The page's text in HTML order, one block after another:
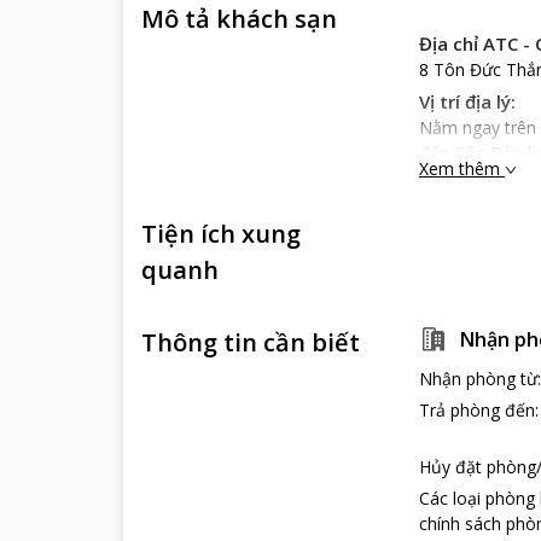
Mô tả khách sạn
Địa chỉ ATC -
8 Tôn Đức
Vị trí địa lý:
Nằm ngay
đến Côn Đảo
Côn Sơn chỉ
dãy nhà có
kế như không
những đặc
Nhân viên lễ
các dịch vụ du
đảm bảo
Xem thêm
Tiện ích xung
quanh
Thông tin cần biết Nhận
Nhận phòng từ:
Trả phòng đến:
Hủy đặt
Các loại
chính sách